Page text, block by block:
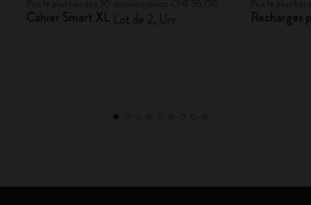
Cahier Smart XL Lot de 2, Uni Recharges